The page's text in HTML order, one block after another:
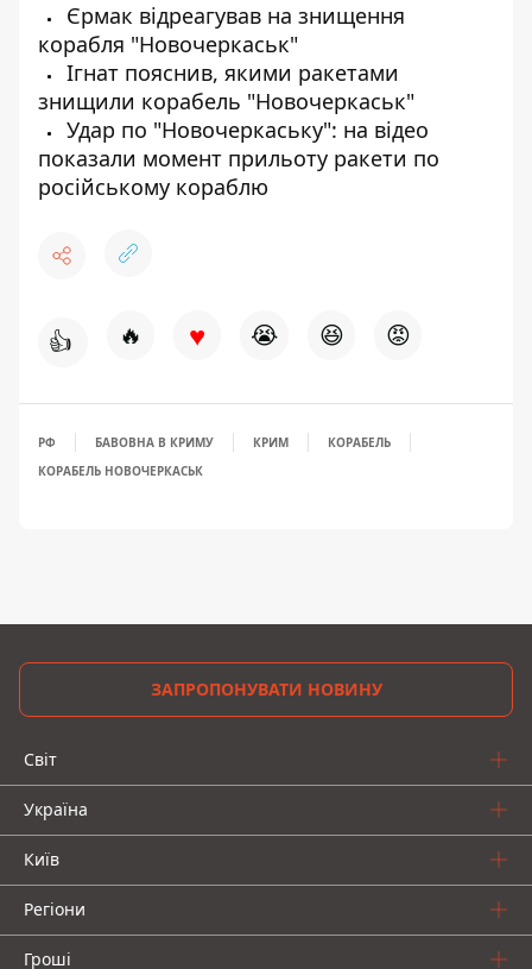
Єрмак відреагував на знищення
корабля "Новочеркаськ"
Ігнат пояснив, якими ракетами
знищили корабель "Новочеркаськ"
Удар по "Новочеркаську": на відео
показали момент прильоту ракети по
російському кораблю
👍 🔥 ♥ 😭 😆 😡
РФ БАВОВНА В КРИМУ КРИМ
КОРАБЕЛЬ
КОРАБЕЛЬ НОВОЧЕРКАСЬК
ЗАПРОПОНУВАТИ НОВИНУ
Світ
Україна
Київ
Регіони
Гроші